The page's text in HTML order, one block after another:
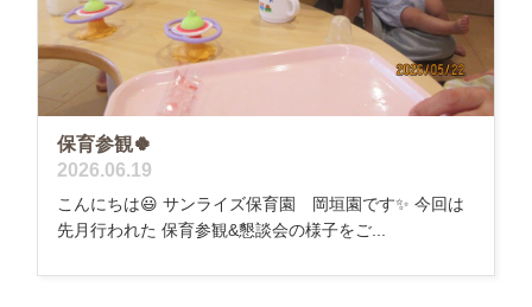
保育参観🍀
2026.06.19
こんにちは😃 サンライズ保育園 岡垣園です✨ 今回は
先月行われた 保育参観&懇談会の様子をご...